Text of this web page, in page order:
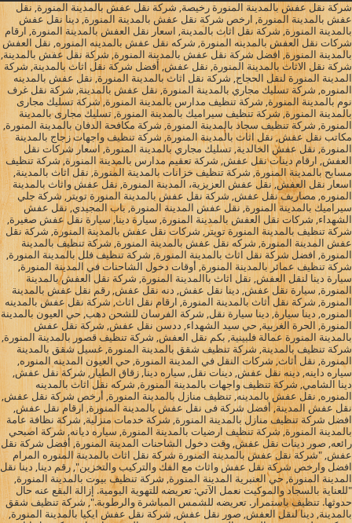
شركة نقل عفش بالمدينة المنورة رخيصة, شركة نقل عفش بالمدينة المنورة, نقل
عفش بالمدينة المنورة, ارخص شركة نقل عفش بالمدينة المنورة, دينا نقل عفش
بالمدينة المنورة, شركة نقل اثاث بالمدينة, اسعار نقل العفش بالمدينة المنورة, ارقام
شركات نقل العفش بالمدينه المنورة, شركه نقل عفش بالمدينه المنوره, نقل العفش
بالمدينة المنورة, افضل شركة نقل عفش بالمدينة المنورة, شركة نقل عفش بالمدينة,
شركة نقل الاثاث بالمدينة المنورة, نقل عفش, أفضل شركة نقل اثاث بالمدينة, شركة
المدينة المنورة لنقل الحجاج, شركة نقل اثاث بالمدينة المنورة, نقل عفش بالمدينه
المنوره, شركة تسليك مجاري بالمدينة المنورة, نقل عفش بالمدينة, شركة نقل غرف
نوم بالمدينة المنورة, شركة تنظيف مدارس بالمدينة المنورة, شركة تسليك مجارى
بالمدينة المنورة, شركة تنظيف سيراميك بالمدينة المنورة, تسليك مجارى بالمدينة
المنورة, شركة تنظيف سجاد بالمدينة المنورة, شركة مكافحة الدفان بالمدينة المنورة,
مكاتب نقل عفش, نقل اثاث بالمدينة المنورة, شركة تنظيف واجهات زجاج بالمدينة
المنورة, نقل عفش الخالدية, تسليك مجاري بالمدينة المنورة, اسعار شركات نقل
العفش, ارقام دينات نقل عفش, شركة تعقيم مدارس بالمدينة المنورة, شركة تنظيف
مسابح بالمدينة المنورة, شركة تنظيف خزانات بالمدينة المنورة, نقل اثاث بالمدينة,
اسعار نقل العفش, نقل عفش العزيزية، المدينة المنورة, نقل عفش واثاث بالمدينة
المنوره, مصاريف نقل عفش, شركة نقل عفش بالمدينة المنورة تويتر, شركة جلي
سيراميك بالمدينة المنورة, نقل عفش المدينة المنورة, باب المجيدي, نقل عفش
الشهداء, شركات نقل العفش بالمدينة المنورة, سيارة دينا, سيارة نقل عفش صغيرة,
شركة تنظيف بالمدينة المنورة تويتر, شركات نقل عفش بالمدينة المنورة, شركة نقل
عفش المدينة المنورة, شركه نقل عفش بالمدينة المنورة, شركة تنظيف بالمدينة
المنورة, افضل شركة نقل اثاث بالمدينة المنورة, شركة تنظيف فلل بالمدينة المنورة,
شركة تنظيف عمائر بالمدينة المنورة, أوقات دخول الشاحنات في المدينة المنورة,
سيارة دينا لنقل العفش, نقل اثاث باالمدينة المنورة, شركة نقل العفش بالمدينة
المنورة, سيارة نقل عفش, دينا نقل عفش, دنه نقل عفش, رقم نقل عفش بالمدينة
المنورة, شركة نقل أثاث بالمدينة المنورة, ارقام نقل اثاث, شركة نقل عفش بالمدينه
المنوره, دينا سيارة, دينا سيارة نقل, شركة الفرسان للشحن دهب, حي العيون بالمدينة
المنورة, الحرة الغربية, حي سيد الشهداء, ددسن نقل عفش, شركة نقل عفش
بالمدينة المنورة عمالة فلبينية, بكم نقل العفش, شركة تنظيف قصور بالمدينة المنورة,
شركة تنظيف بالمدينة, شركة تنظيف شقق بالمدينة المنورة, غسيل شقق بالمدينة
المنورة, نقل أثاث, شركات النقل في المدينة المنورة, حي العيون المدينه المنوره,
سياره داينه, دينه نقل عفش, دينات نقل, سياره دينا, زقاق الطيار, شركة نقل عفش,
دينا الشامي, شركة تنظيف واجهات بالمدينة المنورة, شركه نقل اثاث بالمدينه
المنوره, نقل عفش بالمدينه, تنظيف منازل بالمدينة المنورة, أرخص شركة نقل عفش,
نقل عفش المدينة, أفضل شركة فى نقل عفش بالمدينة المنورة, ارقام نقل عفش,
افضل شركة تنظيف منازل بالمدينة المنورة, شركة خدمات منزلية, شركة نظافة عامة
بالمدينة المنورة, شركة تنظيف ارضيات بالمدينة المنورة, سياره ديانه, شركة اصبحي
رائعه, صور دينات نقل عفش, وقت دخول الشاحنات المدينة المنورة, أفضل شركة نقل
عفش, "شركة نقل عفش بالمدينة المنورة شركة نقل اثاث بالمدينة المنوره المرام
افضل وارخص شركة نقل عفش واثاث مع الفك والتركيب والتخزين", رقم دينا, دينا نقل
المدينة المنورة, حي العنبرية المدينة المنورة, شركة تنظيف بيوت بالمدينة المنورة,
"للعناية بالسجاد والموكيت نعمل الآتي: تعريضه للتهوية اليومية. إزالة البقع عنه حال
حدوثها. تنظيف باستمرار. تعريضه للشمس المباشرة والرطوبة.", شركة تنظيف شقق
بالمدينة, دينا لنقل العفش, صور نقل عفش, شركة نقل عفش ايكيا بالمدينة المنورة,